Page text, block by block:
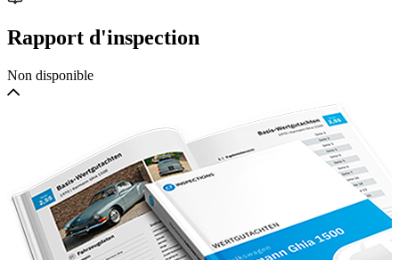
Rapport d'inspection
Non disponible